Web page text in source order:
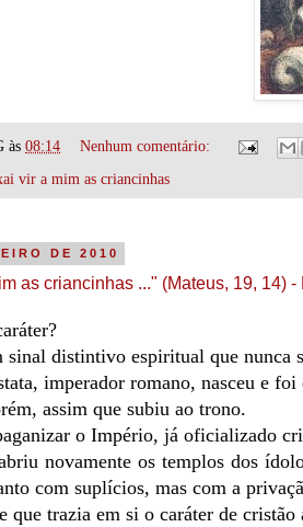
às 08:14
Nenhum comentário:
vir a mim as criancinhas
DE 2010
as criancinhas ..." (Mateus, 19, 14) -
sinal distintivo espiritual que nunca
imperador romano, nasceu e
assim que subiu ao trono.
o Império, já oficializado
novamente os templos dos
com suplícios, mas com a
que trazia em si o caráter de